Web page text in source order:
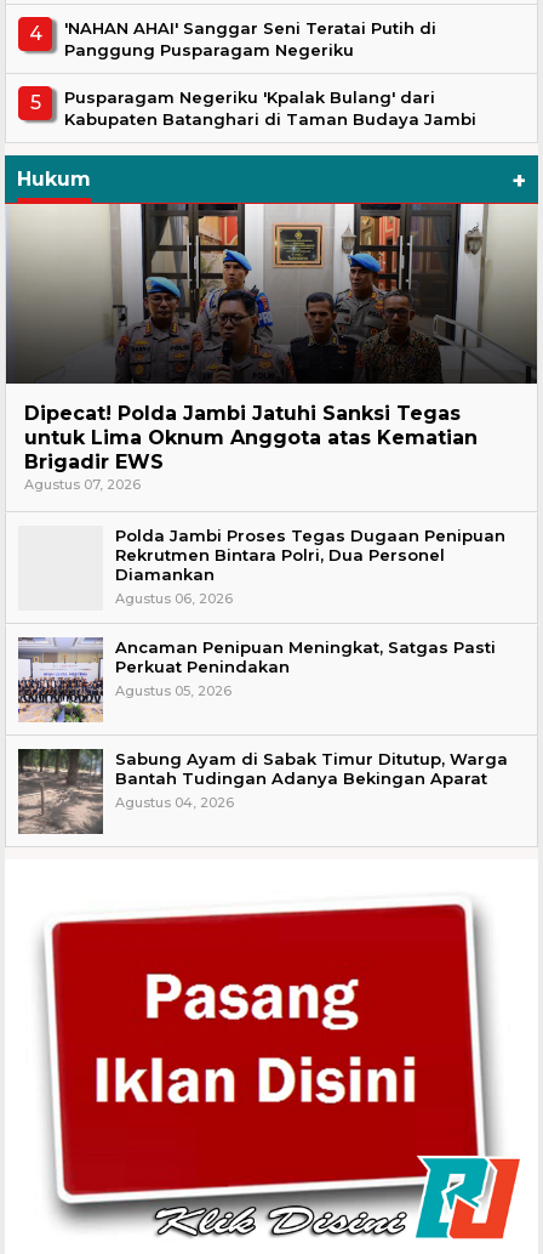
'NAHAN AHAI' Sanggar Seni Teratai Putih di
Panggung Pusparagam Negeriku
Pusparagam Negeriku 'Kpalak Bulang' dari
Kabupaten Batanghari di Taman Budaya Jambi
Hukum +
Dipecat! Polda Jambi Jatuhi Sanksi Tegas
untuk Lima Oknum Anggota atas Kematian
Brigadir EWS
Agustus 07, 2026
Polda Jambi Proses Tegas Dugaan Penipuan
Rekrutmen Bintara Polri, Dua Personel
Diamankan
Agustus 06, 2026
Ancaman Penipuan Meningkat, Satgas Pasti
Perkuat Penindakan
Agustus 05, 2026
Sabung Ayam di Sabak Timur Ditutup, Warga
Bantah Tudingan Adanya Bekingan Aparat
Agustus 04, 2026